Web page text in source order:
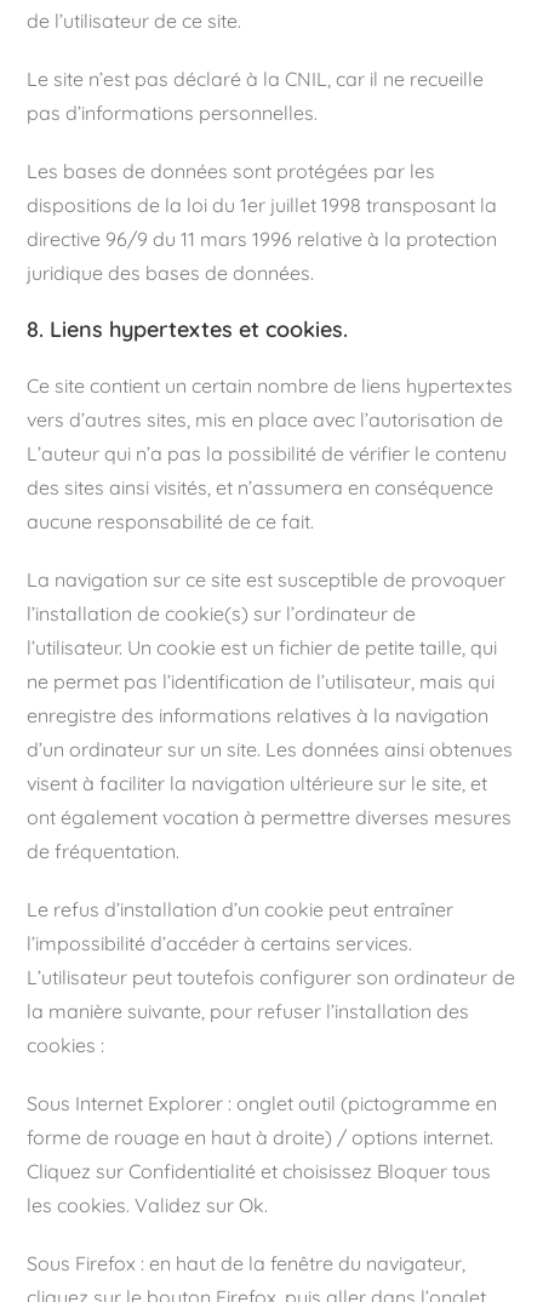
de l’utilisateur de ce site.
Le site n’est pas déclaré à la CNIL, car il ne recueille
pas d’informations personnelles.
Les bases de données sont protégées par les
dispositions de la loi du 1er juillet 1998 transposant la
directive 96/9 du 11 mars 1996 relative à la protection
juridique des bases de données.
8. Liens hypertextes et cookies.
Ce site contient un certain nombre de liens hypertextes
vers d’autres sites, mis en place avec l’autorisation de
L’auteur qui n’a pas la possibilité de vérifier le contenu
des sites ainsi visités, et n’assumera en conséquence
aucune responsabilité de ce fait.
La navigation sur ce site est susceptible de provoquer
l’installation de cookie(s) sur l’ordinateur de
l’utilisateur. Un cookie est un fichier de petite taille, qui
ne permet pas l’identification de l’utilisateur, mais qui
enregistre des informations relatives à la navigation
d’un ordinateur sur un site. Les données ainsi obtenues
visent à faciliter la navigation ultérieure sur le site, et
ont également vocation à permettre diverses mesures
de fréquentation.
Le refus d’installation d’un cookie peut entraîner
l’impossibilité d’accéder à certains services.
L’utilisateur peut toutefois configurer son ordinateur de
la manière suivante, pour refuser l’installation des
cookies :
Sous Internet Explorer : onglet outil (pictogramme en
forme de rouage en haut à droite) / options internet.
Cliquez sur Confidentialité et choisissez Bloquer tous
les cookies. Validez sur Ok.
Sous Firefox : en haut de la fenêtre du navigateur,
cliquez sur le bouton Firefox, puis aller dans l’onglet